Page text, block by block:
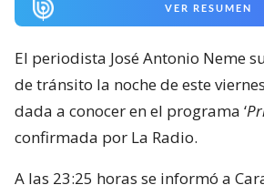
VER RESUMEN
El periodista José Antonio Neme
de tránsito la noche de este
dada a conocer en el programa ‘
confirmada por La Radio.
A las 23:25 horas se informó a